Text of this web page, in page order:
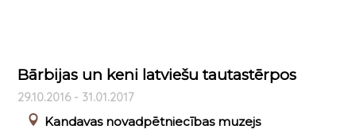
Bārbijas un keni latviešu tautastērpos
29.10.2016 - 31.01.2017
Kandavas novadpētniecības muzejs